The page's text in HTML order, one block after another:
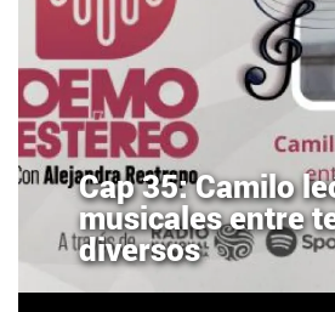
Cap 35: Camilo
musicales entre
diversos